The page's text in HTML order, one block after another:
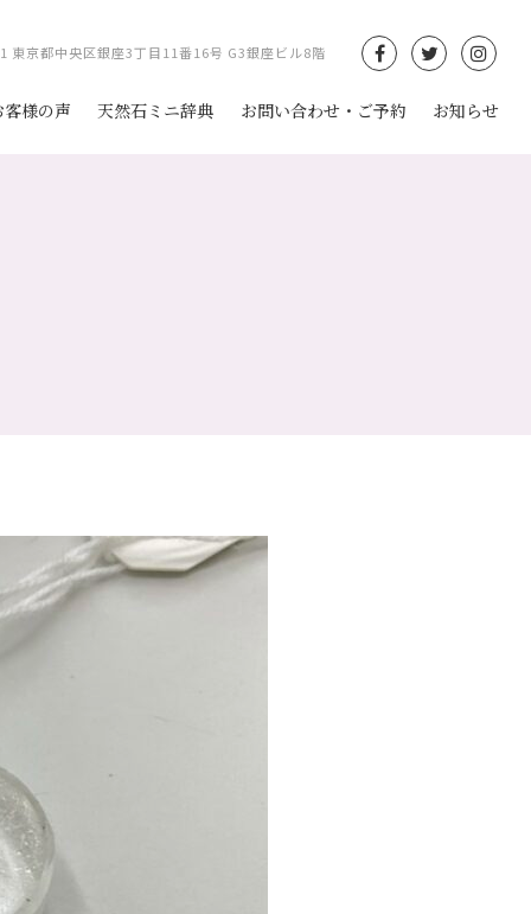
東京都中央区銀座3丁目11番16号 G3銀座ビル8階
客様の声 天然石ミニ辞典 お問い合わせ・ご予約 お知らせ